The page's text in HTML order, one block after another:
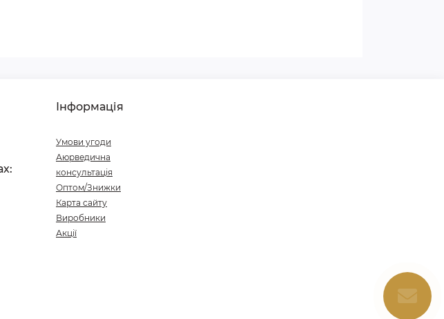
Інформація
Умови угоди
Аюрведична
консультація
Оптом/Знижки
Карта сайту
Виробники
Акції